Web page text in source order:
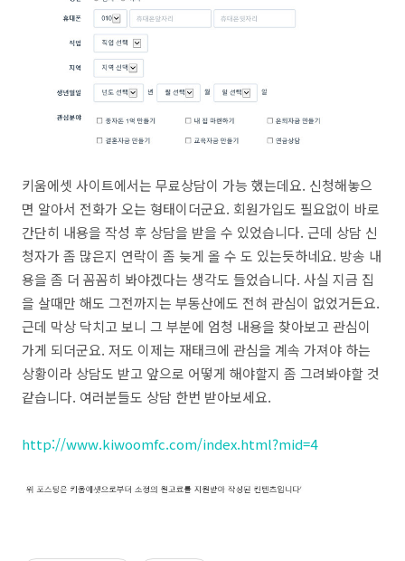
키움에셋 사이트에서는 무료상담이 가능 했는데요. 신청해놓으
면 알아서 전화가 오는 형태이더군요. 회원가입도 필요없이 바로
간단히 내용을 작성 후 상담을 받을 수 있었습니다. 근데 상담 신
청자가 좀 많은지 연락이 좀 늦게 올 수 도 있는듯하네요. 방송 내
용을 좀 더 꼼꼼히 봐야겠다는 생각도 들었습니다. 사실 지금 집
을 살때만 해도 그전까지는 부동산에도 전혀 관심이 없었거든요.
근데 막상 닥치고 보니 그 부분에 엄청 내용을 찾아보고 관심이
가게 되더군요. 저도 이제는 재태크에 관심을 계속 가져야 하는
상황이라 상담도 받고 앞으로 어떻게 해야할지 좀 그려봐야할 것
같습니다. 여러분들도 상담 한번 받아보세요.
http://www.kiwoomfc.com/index.html?mid=4